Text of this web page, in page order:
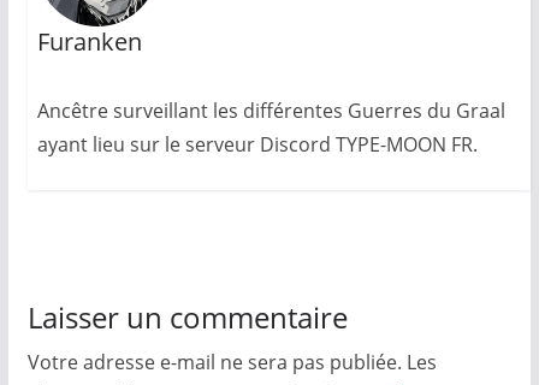
Furanken
Ancêtre surveillant les différentes Guerres du Graal
ayant lieu sur le serveur Discord TYPE-MOON FR.
Laisser un commentaire
Votre adresse e-mail ne sera pas publiée. Les